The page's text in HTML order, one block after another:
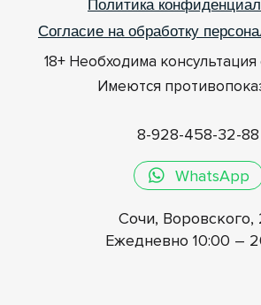
Политика
Согласие на обработку
18+ Необходима консультация
Имеются
8-928-458-32-88
WhatsApp
Сочи, Воровского,
Ежедневно 10:00 –